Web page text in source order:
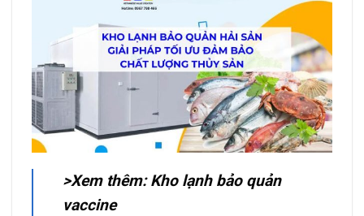
>Xem thêm: Kho lạnh bảo quản
vaccine